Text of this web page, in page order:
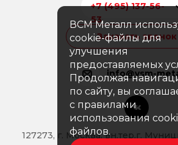
+7 (495) 137-56-
53
Заказать звонок
info@vsm-
127273, г. Москва, вн.тер.г.
ВСМ Металл
cookie-файлы для
улучшения
предоставляемых
Продолжая
по сайту, вы
с правилами
использования
файлов.